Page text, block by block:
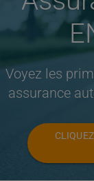
Voyez les
assurance